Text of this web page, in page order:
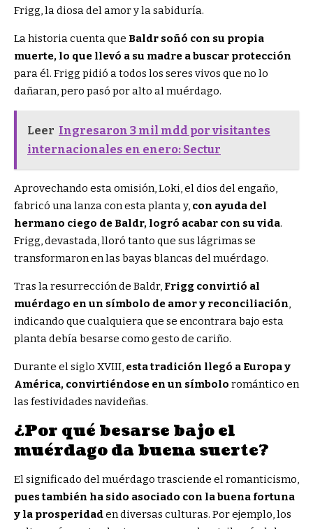
Frigg, la diosa del amor y la sabiduría.
La historia cuenta que Baldr soñó con su propia
muerte, lo que llevó a su madre a buscar protección
para él. Frigg pidió a todos los seres vivos que no lo
dañaran, pero pasó por alto al muérdago.
Leer Ingresaron 3 mil mdd por visitantes
internacionales en enero: Sectur
Aprovechando esta omisión, Loki, el dios del engaño,
fabricó una lanza con esta planta y, con ayuda del
hermano ciego de Baldr, logró acabar con su vida.
Frigg, devastada, lloró tanto que sus lágrimas se
transformaron en las bayas blancas del muérdago.
Tras la resurrección de Baldr, Frigg convirtió al
muérdago en un símbolo de amor y reconciliación,
indicando que cualquiera que se encontrara bajo esta
planta debía besarse como gesto de cariño.
Durante el siglo XVIII, esta tradición llegó a Europa y
América, convirtiéndose en un símbolo romántico en
las festividades navideñas.
¿Por qué besarse bajo el
muérdago da buena suerte?
El significado del muérdago trasciende el romanticismo,
pues también ha sido asociado con la buena fortuna
y la prosperidaden diversas culturas. Por ejemplo, los